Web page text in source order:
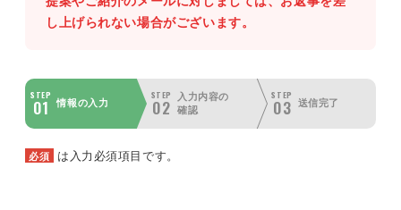
し上げられない場合がございます。
STEP
01 情報の入力
STEP
02
入力内容の
確認
STEP
03 送信完了
必須 は入力必須項目です。